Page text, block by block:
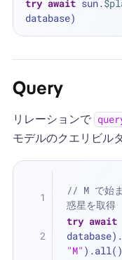
try await sun.
Query
リレーションで
モデルのクエリビル
// M で始ま
惑星を取得
try await
"M" ).all()